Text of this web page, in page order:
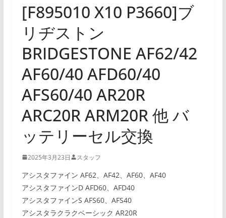
[F895010 X10 P3660]ブ
リヂストン
BRIDGESTONE AF62/42
AF60/40 AFD60/40
AFS60/40 AR20R
ARC20R ARM20R 他 バ
ッテリーセル交換
2025年3月23日 スタッフ
アシスタファイン AF62、AF42、AF60、AF40
アシスタファインD AFD60、AFD40
アシスタファインS AFS60、AFS40
アシスタラクラクベーシック AR20R